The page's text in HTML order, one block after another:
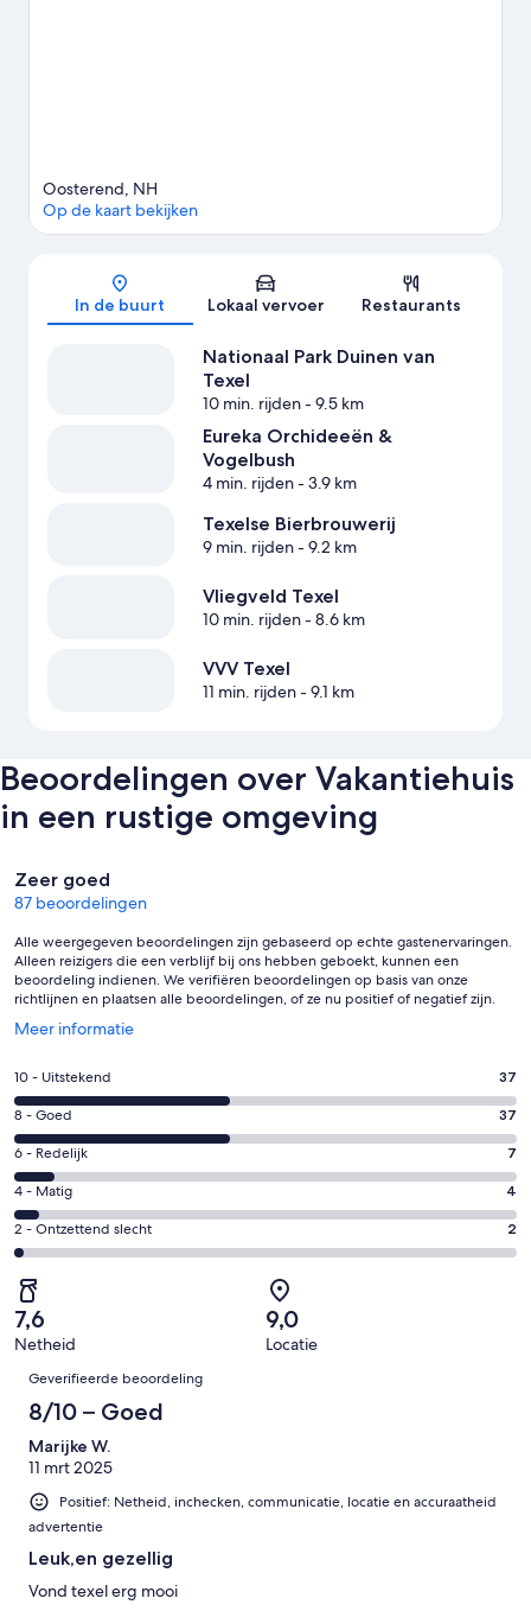
Kaart
Oosterend, NH
Op de kaart bekijken
In de buurt Lokaal vervoer Restaurants
Nationaal Park Duinen van
Texel
10 min. rijden- 9.5 km
Eureka Orchideeën &
Vogelbush
4 min. rijden- 3.9 km
Texelse Bierbrouwerij
9 min. rijden- 9.2 km
Vliegveld Texel
10 min. rijden- 8.6 km
VVV Texel
11 min. rijden- 9.1 km
Beoordelingen over Vakantiehuis
in een rustige omgeving
Beoordelingen
Zeer goed
87 beoordelingen
Alle weergegeven beoordelingen zijn gebaseerd op echte gastenervaringen.
Alleen reizigers die een verblijf bij ons hebben geboekt, kunnen een
beoordeling indienen. We verifiëren beoordelingen op basis van onze
richtlijnen en plaatsen alle beoordelingen, of ze nu positief of negatief zijn.
Meer informatie
Opent
een
nieuw
venster
Gastenscore:
10
-
Uitstekend.
37
van
87
beoordelingen
10 - Uitstekend 37
Gastenscore:
8
-
Goed.
37
van
beoordelingen
8 - Goed 37
Gastenscore:
6
-
Redelijk.
7
van
87
beoordelingen
6 - Redelijk 7
Gastenscore:
4
-
4
van
87
4 - Matig 4
Gastenscore:
2
-
Ontzettend
slecht.
2
van
87
beoordelingen
2 - Ontzettend slecht 2
7,6
Netheid
9,0
Locatie
Beoordelingen
Geverifieerde beoordeling
8/10 – Goed
Marijke W.
11 mrt 2025
Positief: Netheid, inchecken, communicatie, locatie en accuraatheid
advertentie
Leuk,en gezellig
Vond texel erg mooi